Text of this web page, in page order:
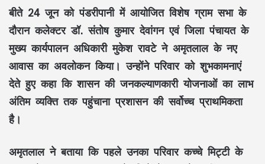
बीते 24 जूनकोपंडरीपानीमें आयोजितविशेष ग्राम सभाके
दौरानकलेक्टर डॉ. संतोष कुमार देवांगनएवंजिला पंचायत के
मुख्य कार्यपालन अधिकारी मुकेश रावटेनेअमृतलालके नए
आवास का अवलोकन किया। उन्होंने परिवार को शुभकामनाएं
देते हुए कहा कि शासन कीजनकल्याणकारी योजनाओंका लाभ
अंतिम व्यक्तितक पहुंचाना प्रशासन की सर्वोच्च प्राथमिकता
है।
अमृतलालने बताया कि पहले उनका परिवारकच्चे मिट्टी के